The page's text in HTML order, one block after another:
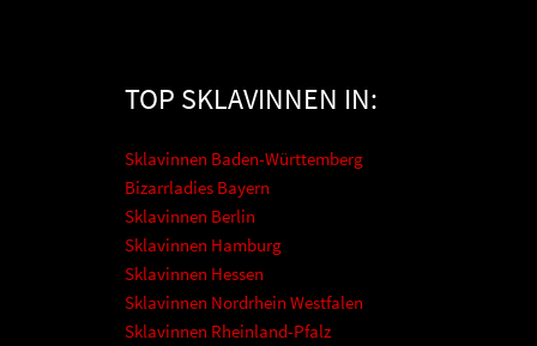
SKLAVIN IN HESSEN
TOP SKLAVINNEN IN:
Sklavinnen Baden-Württemberg
Bizarrladies Bayern
Sklavinnen Berlin
Sklavinnen Hamburg
Sklavinnen Hessen
Sklavinnen Nordrhein Westfalen
Sklavinnen Rheinland-Pfalz